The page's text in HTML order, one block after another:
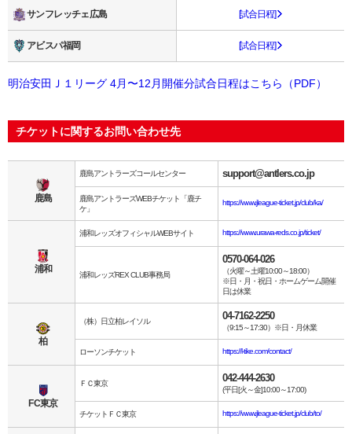
サンフレッチェ広島 [試合日程]
アビスパ福岡 [試合日程]
明治安田Ｊ１リーグ 4月〜12月開催分試合日程はこちら（PDF）
チケットに関するお問い合わせ先
鹿島
鹿島アントラーズコールセンター support@antlers.co.jp
鹿島アントラーズWEBチケット「鹿チ
ケ」
https://www.jleague-ticket.jp/club/ka/
浦和
浦和レッズオフィシャルWEBサイト https://www.urawa-reds.co.jp/ticket/
浦和レッズREX CLUB事務局
0570-064-026
（火曜～土曜10:00～18:00）
※日・月・祝日・ホームゲーム開催
日は休業
柏
（株）日立柏レイソル 04-7162-2250
（9:15～17:30）※日・月休業
ローソンチケット https://l-tike.com/contact/
FC東京
ＦＣ東京 042-444-2630
(平日[火～金]10:00～17:00)
チケットＦＣ東京 https://www.jleague-ticket.jp/club/to/